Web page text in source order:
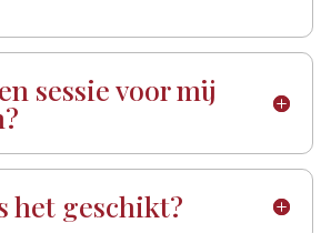
sessie voor mij
het geschikt?